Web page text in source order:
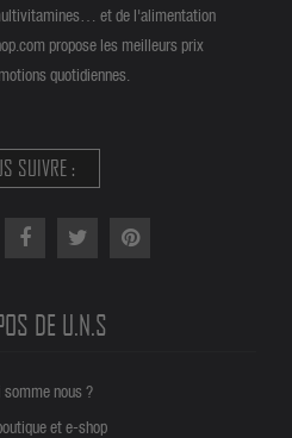
et de l'alimentation
propose les meilleurs prix
quotidiennes.
SUIVRE :
DE U.N.S
somme nous ?
et e-shop